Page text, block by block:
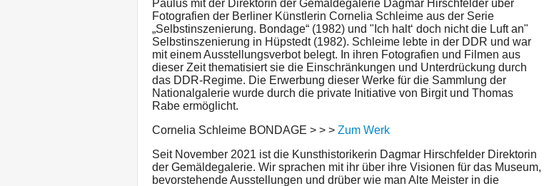
Paulus mit der Direktorin der Gemäldegalerie Dagmar Hirschfelder über
Fotografien der Berliner Künstlerin Cornelia Schleime aus der Serie
„Selbstinszenierung. Bondage“ (1982) und "Ich halt‘ doch nicht die Luft an"
Selbstinszenierung in Hüpstedt (1982). Schleime lebte in der DDR und war
mit einem Ausstellungsverbot belegt. In ihren Fotografien und Filmen aus
dieser Zeit thematisiert sie die Einschränkungen und Unterdrückung durch
das DDR-Regime. Die Erwerbung dieser Werke für die Sammlung der
Nationalgalerie wurde durch die private Initiative von Birgit und Thomas
Rabe ermöglicht.
Cornelia Schleime BONDAGE > > > Zum Werk
Seit November 2021 ist die Kunsthistorikerin Dagmar Hirschfelder Direktorin
der Gemäldegalerie. Wir sprachen mit ihr über ihre Visionen für das Museum,
bevorstehende Ausstellungen und drüber wie man Alte Meister in die